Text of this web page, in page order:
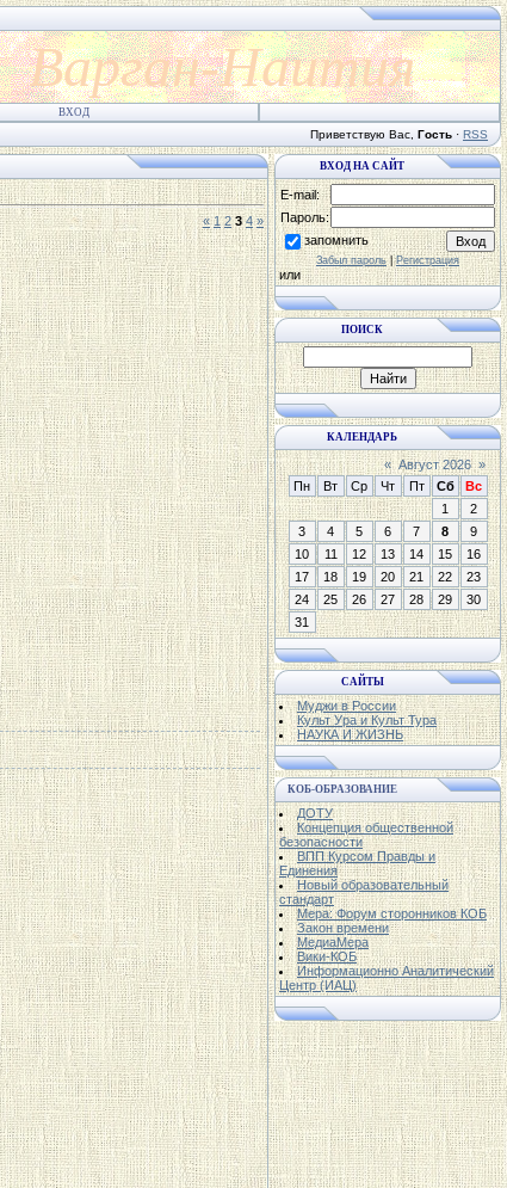
Варган-Наития
ВХОД
Приветствую Вас Гость · RSS
« 1 2 3 4 »
ВХОД НА САЙТ
E-mail:
Пароль:
запомнить
Забыл пароль|Регистрация
или
ПОИСК
КАЛЕНДАРЬ
« Август 2026 »
Пн
Вт Ср Чт Пт Сб
Вс
1
2
3
4 5 6 7 8
9
10
11 12 13 14 15
16
17
18 19 20 21 22
23
24
25 26 27 28 29
30
31
САЙТЫ
Муджи в России
Культ Ура и Культ Тура
НАУКА И ЖИЗНЬ
КОБ-ОБРАЗОВАНИЕ
ДОТУ
Концепция общественной
безопасности
ВПП Курсом Правды и
Единения
Новый образовательный
стандарт
Мера: Форум сторонников КОБ
Закон времени
МедиаМера
Вики-КОБ
Информационно Аналитический
Центр (ИАЦ)